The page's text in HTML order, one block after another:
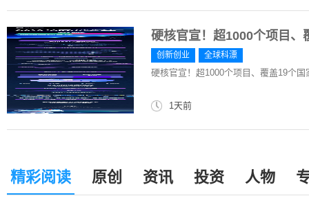
硬核官宣！超1000个项目、
创新创业 全球科漂
硬核官宣！超1000个项目、覆盖19个
1天前
精彩阅读 原创 资讯 投资 人物